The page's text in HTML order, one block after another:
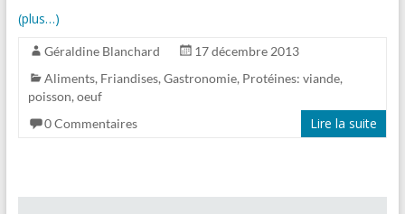
(plus…)
Géraldine Blanchard
17 décembre 2013
Aliments, Friandises, Gastronomie, Protéines: viande,
poisson, oeuf
0 Commentaires
Lire la suite